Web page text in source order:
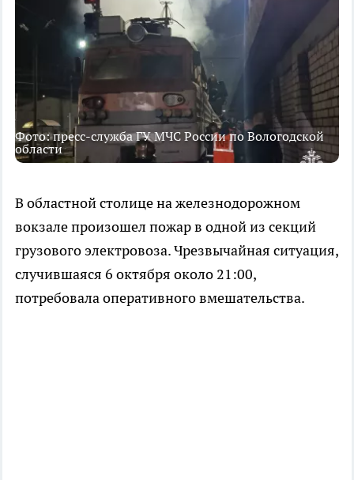
Фото: пресс-служба ГУ МЧС России по Вологодской
области
В областной столице на железнодорожном
вокзале произошел пожар в одной из секций
грузового электровоза. Чрезвычайная ситуация,
случившаяся 6 октября около 21:00,
потребовала оперативного вмешательства.